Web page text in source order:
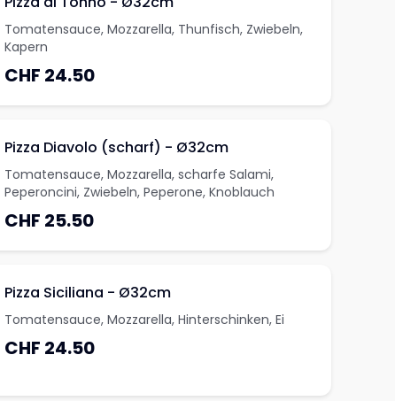
Tomatensauce, Mozzarella, Thunfisch, Zwiebeln,
Kapern
CHF 24.50
Pizza Diavolo (scharf) - Ø32cm
Tomatensauce, Mozzarella, scharfe Salami,
Peperoncini, Zwiebeln, Peperone, Knoblauch
CHF 25.50
Pizza Siciliana - Ø32cm
Tomatensauce, Mozzarella, Hinterschinken, Ei
CHF 24.50